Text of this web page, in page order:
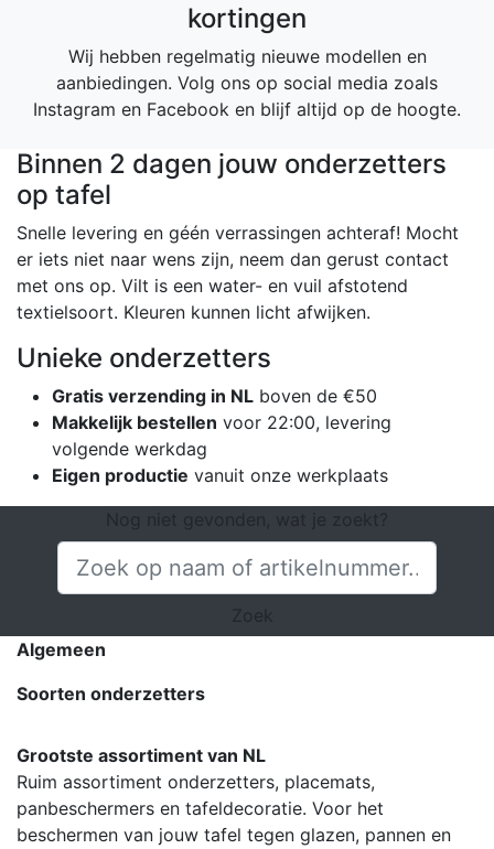
kortingen
Wij hebben regelmatig nieuwe modellen en
aanbiedingen. Volg ons op social media zoals
Instagram en Facebook en blijf altijd op de hoogte.
Binnen 2 dagen jouw onderzetters
op tafel
Snelle levering en géén verrassingen achteraf! Mocht
er iets niet naar wens zijn, neem dan gerust contact
met ons op. Vilt is een water- en vuil afstotend
textielsoort. Kleuren kunnen licht afwijken.
Unieke onderzetters
Gratis verzending in NL boven de €50
Makkelijk bestellen voor 22:00, levering
volgende werkdag
Eigen productie vanuit onze werkplaats
Nog niet gevonden, wat je zoekt?
Zoek
Algemeen
Soorten onderzetters
Grootste assortiment van NL
Ruim assortiment onderzetters, placemats,
panbeschermers en tafeldecoratie. Voor het
beschermen van jouw tafel tegen glazen, pannen en